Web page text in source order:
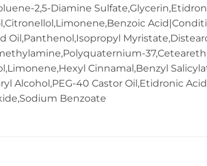
2,5-Diamine
Oil,Panthenol,Isopropyl
Cinnamal,Benzyl
Alcohol,PEG-40 Castor Oil,Etidronic
Benzoate